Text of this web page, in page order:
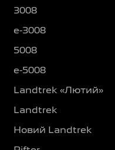
3008
e-3008
5008
e-5008
Landtrek «Лютий»
Landtrek
Новий Landtrek